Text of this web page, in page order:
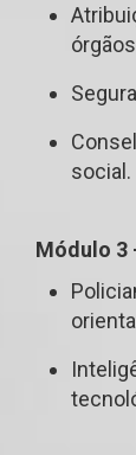
social.
Módulo 3